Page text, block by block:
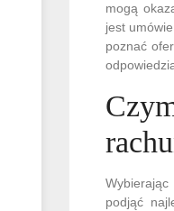
mogą
jest
poznać
podjąć